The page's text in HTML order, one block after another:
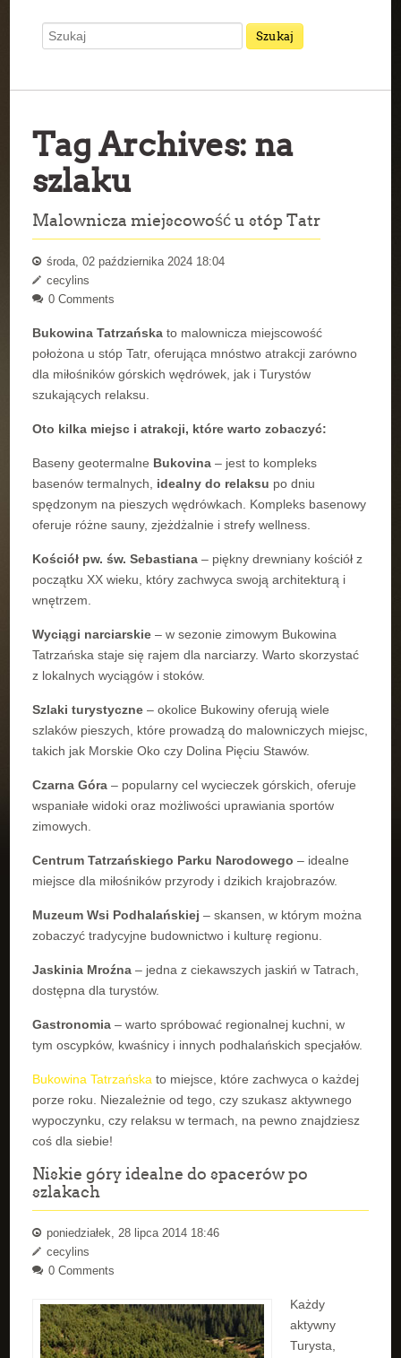
Tag Archives: na
szlaku
Malownicza miejscowość u stóp Tatr
środa, 02 października 2024 18:04
cecylins
0 Comments
Bukowina Tatrzańska to malownicza miejscowość
położona u stóp Tatr, oferująca mnóstwo atrakcji zarówno
dla miłośników górskich wędrówek, jak i Turystów
szukających relaksu.
Oto kilka miejsc i atrakcji, które warto zobaczyć:
Baseny geotermalne Bukovina – jest to kompleks
basenów termalnych, idealny do relaksu po dniu
spędzonym na pieszych wędrówkach. Kompleks basenowy
oferuje różne sauny, zjeżdżalnie i strefy wellness.
Kościół pw. św. Sebastiana – piękny drewniany kościół z
początku XX wieku, który zachwyca swoją architekturą i
wnętrzem.
Wyciągi narciarskie – w sezonie zimowym Bukowina
Tatrzańska staje się rajem dla narciarzy. Warto skorzystać
z lokalnych wyciągów i stoków.
Szlaki turystyczne – okolice Bukowiny oferują wiele
szlaków pieszych, które prowadzą do malowniczych miejsc,
takich jak Morskie Oko czy Dolina Pięciu Stawów.
Czarna Góra – popularny cel wycieczek górskich, oferuje
wspaniałe widoki oraz możliwości uprawiania sportów
zimowych.
Centrum Tatrzańskiego Parku Narodowego – idealne
miejsce dla miłośników przyrody i dzikich krajobrazów.
Muzeum Wsi Podhalańskiej – skansen, w którym można
zobaczyć tradycyjne budownictwo i kulturę regionu.
Jaskinia Mroźna – jedna z ciekawszych jaskiń w Tatrach,
dostępna dla turystów.
Gastronomia – warto spróbować regionalnej kuchni, w
tym oscypków, kwaśnicy i innych podhalańskich specjałów.
Bukowina Tatrzańska to miejsce, które zachwyca o każdej
porze roku. Niezależnie od tego, czy szukasz aktywnego
wypoczynku, czy relaksu w termach, na pewno znajdziesz
coś dla siebie!
Niskie góry idealne do spacerów po
szlakach
poniedziałek, 28 lipca 2014 18:46
cecylins
0 Comments
Każdy
aktywny
Turysta,